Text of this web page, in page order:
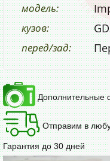
модель:
кузов:
перед/зад:
Дополнительные
Отправим в
Гарантия до 30 дней